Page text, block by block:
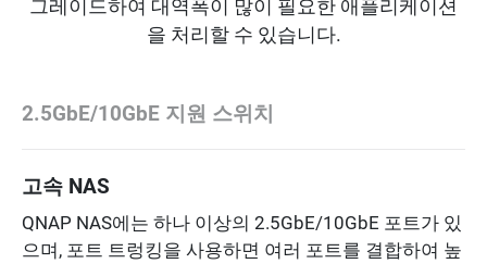
그레이드하여 대역폭이 많이 필요한 애플리케이션
을 처리할 수 있습니다.
2.5GbE/10GbE 지원 스위치
고속 NAS
QNAP NAS에는 하나 이상의 2.5GbE/10GbE 포트가 있
으며, 포트 트렁킹을 사용하면 여러 포트를 결합하여 높